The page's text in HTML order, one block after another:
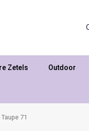
Zetels Outdoor
71